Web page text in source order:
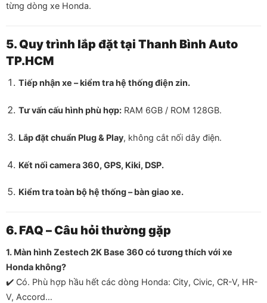
từng dòng xe Honda.
5. Quy trình lắp đặt tại Thanh Bình Auto
TP.HCM
Tiếp nhận xe – kiểm tra hệ thống điện zin.
Tư vấn cấu hình phù hợp:RAM 6GB / ROM 128GB.
Lắp đặt chuẩn Plug & Play, không cắt nối dây điện.
Kết nối camera 360, GPS, Kiki, DSP.
Kiểm tra toàn bộ hệ thống – bàn giao xe.
6. FAQ – Câu hỏi thường gặp
1. Màn hình Zestech 2K Base 360 có tương thích với xe
Honda không?
✔️ Có. Phù hợp hầu hết các dòng Honda: City, Civic, CR-V, HR-
V, Accord…